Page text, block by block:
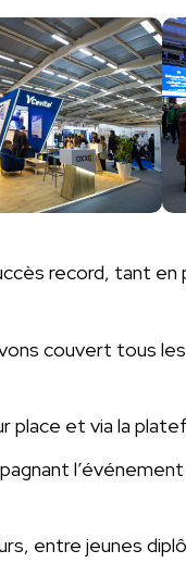
record, tant en
couvert tous
place et via la
entre jeunes